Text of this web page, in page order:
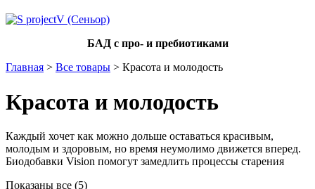
БАД с про- и пребиотиками
Главная > Все товары > Красота и молодость
Красота и молодость
Каждый хочет как можно дольше оставаться красивым,
молодым и здоровым, но время неумолимо движется вперед.
Биодобавки Vision помогут замедлить процессы старения
Показаны все (5)